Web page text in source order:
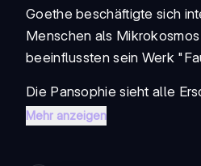
Goethe beschäftigte sich
Menschen als
beeinflussten sein Werk
Die Pansophie sieht alle
Mehr anzeigen